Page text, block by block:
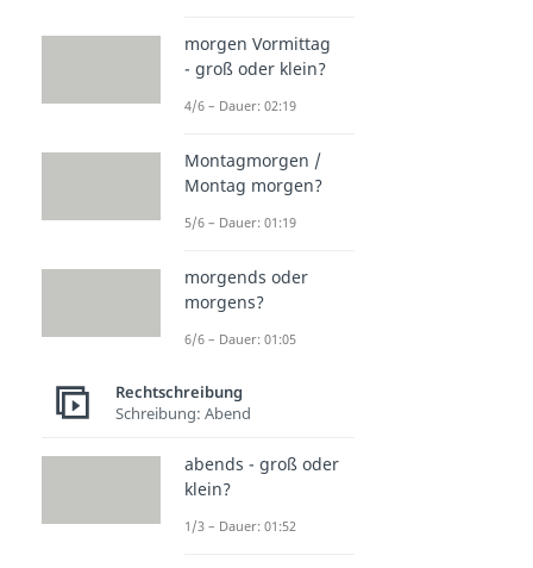
morgen Vormittag
- groß oder klein?
4/6 – Dauer: 02:19
Montagmorgen /
Montag morgen?
5/6 – Dauer: 01:19
morgends oder
morgens?
6/6 – Dauer: 01:05
Rechtschreibung
Schreibung: Abend
abends - groß oder
klein?
1/3 – Dauer: 01:52